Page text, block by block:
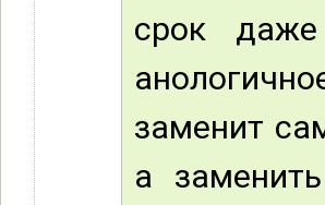
срок
заменит
а